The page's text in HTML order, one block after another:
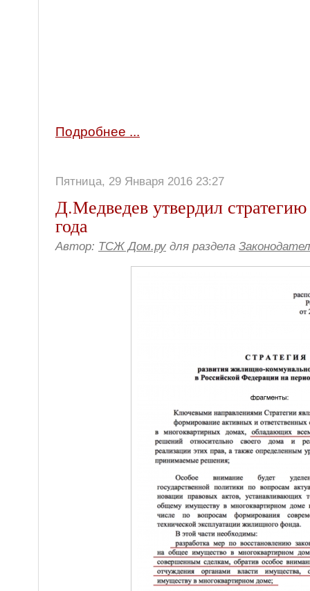
Подробнее ...
Пятница, 29 Января 2016 23:27
Д.Медведев утвердил
года
Автор: ТСЖ Дом.ру для раздела